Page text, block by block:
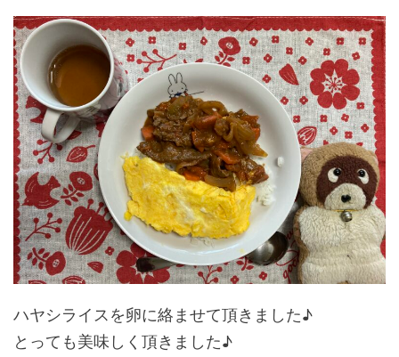
ハヤシライスを卵に絡ませて頂きました♪
とっても美味しく頂きました♪